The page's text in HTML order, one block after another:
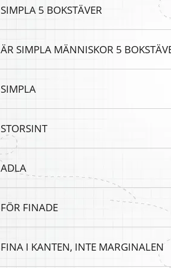
SIMPLA 5 BOKSTÄVER
ÄR SIMPLA MÄNNISKOR 5
SIMPLA
STORSINT
ADLA
FÖR FINADE
FINA I KANTEN, INTE MARGINALEN